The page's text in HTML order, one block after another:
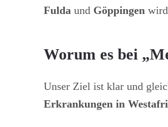
Fulda und Göppingen
Worum es bei
Unser Ziel ist klar und
Erkrankungen in